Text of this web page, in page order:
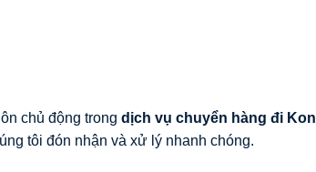
chủ động trong dịch vụ chuyển hàng đi Kon
tôi đón nhận và xử lý nhanh chóng.